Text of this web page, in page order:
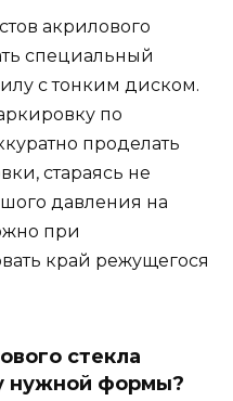
акрилового
специальный
с тонким диском.
по
проделать
стараясь не
давления на
при
край режущегося
стекла
нужной формы?